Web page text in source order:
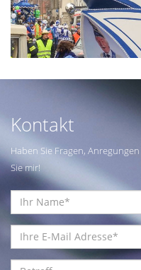
Kontakt
Haben Sie Fragen,
Sie mir!